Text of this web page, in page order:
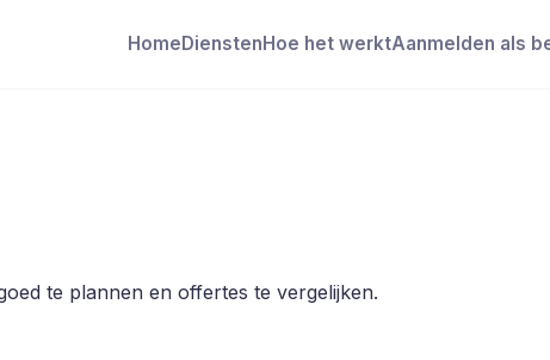
Home Diensten Hoe het werktAanmelden als
te plannen en offertes te vergelijken.